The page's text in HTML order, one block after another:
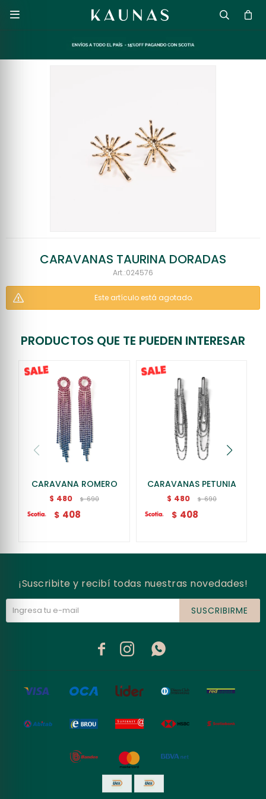

CARAVANAS TAURINA DORADAS
024576
Este artículo está agotado.
PRODUCTOS QUE TE PUEDEN INTERESAR
CARAVANA ROMERO
$ 480 $ 690
$ 408
CARAVANAS PETUNIA
$ 480 $ 690
$ 408
¡Suscribite y recibí todas nuestras novedades!
SUSCRIBIRME
  